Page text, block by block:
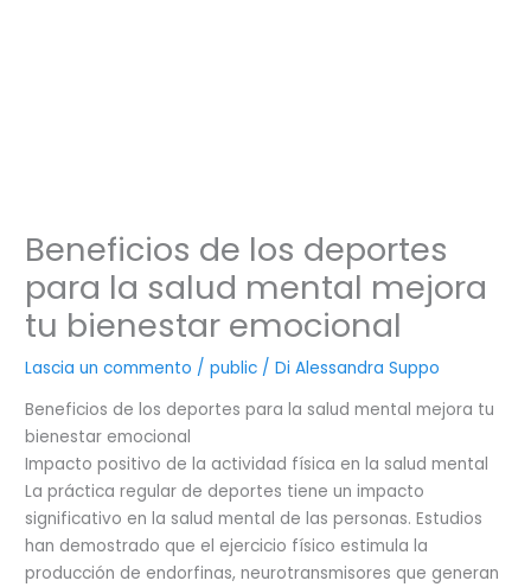
Beneficios de los deportes
para la salud mental mejora
tu bienestar emocional
Lascia un commento /public / DiAlessandra Suppo
Beneficios de los deportes para la salud mental mejora tu
bienestar emocional
Impacto positivo de la actividad física en la salud mental
La práctica regular de deportes tiene un impacto
significativo en la salud mental de las personas. Estudios
han demostrado que el ejercicio físico estimula la
producción de endorfinas, neurotransmisores que generan